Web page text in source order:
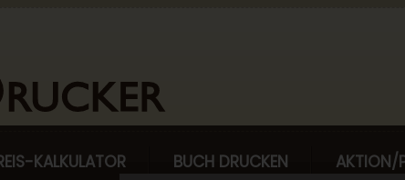
KALKULATOR BUCH DRUCKEN AKTION/